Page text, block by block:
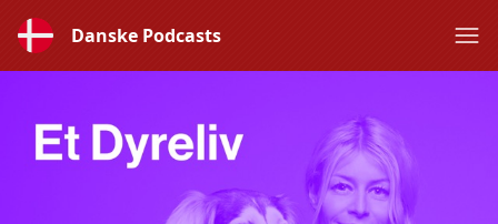
Danske Podcasts